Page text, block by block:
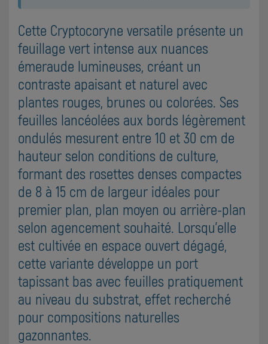
Cette Cryptocoryne versatile présente un
feuillage vert intense aux nuances
émeraude lumineuses, créant un
contraste apaisant et naturel avec
plantes rouges, brunes ou colorées. Ses
feuilles lancéolées aux bords légèrement
ondulés mesurent entre 10 et 30 cm de
hauteur selon conditions de culture,
formant des rosettes denses compactes
de 8 à 15 cm de largeur idéales pour
premier plan, plan moyen ou arrière-plan
selon agencement souhaité. Lorsqu'elle
est cultivée en espace ouvert dégagé,
cette variante développe un port
tapissant bas avec feuilles pratiquement
au niveau du substrat, effet recherché
pour compositions naturelles
gazonnantes.